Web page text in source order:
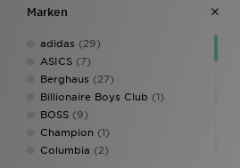
Marken
adidas (29)
ASICS (7)
Berghaus (27)
Billionaire Boys Club (1)
BOSS (9)
Champion (1)
Columbia (2)